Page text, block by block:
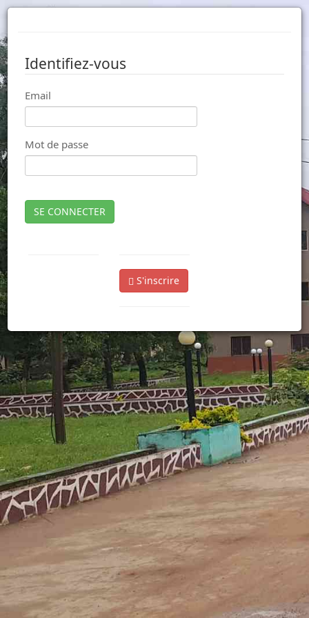
Identifiez-vous
Email
Mot de passe
SE CONNECTER
S'inscrire